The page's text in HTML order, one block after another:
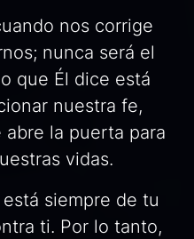
nos corrige
nunca será el
que Él dice está
nuestra fe,
la puerta para
vidas.
siempre de tu
ti. Por lo tanto,